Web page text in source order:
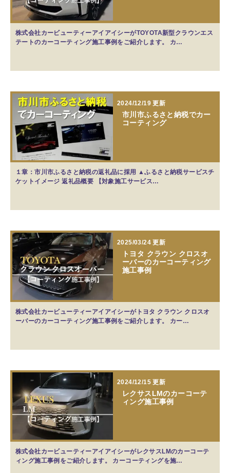
株式会社カービューティーアイアイシーがTOYOTA新型クラウンエス
テートのカーコーティング施工事例をご紹介します。 カ…
2024/12/19 更新
市川市ふるさと納税でカー
コーティング
１章：市川市ふるさと納税の返礼品に採用 ▲ふるさと納税サービスチ
ケットイメージ 返礼品概要 【対象施工サービス…
2025/03/24 更新
トヨタ クラウン クロスオ
ーバーのカーコーティング
施工事例
株式会社カービューティーアイアイシーがトヨタ クラウン クロスオ
ーバーのカーコーティング施工事例をご紹介します。 カー…
2024/12/15 更新
レクサスLMのカーコーテ
ィング施工事例
株式会社カービューティーアイアイシーがレクサスLMのカーコーテ
ィング施工事例をご紹介します。 カーコーティングを施…